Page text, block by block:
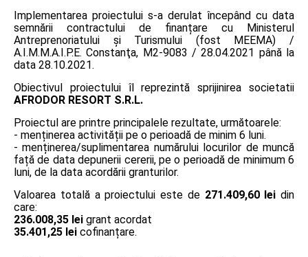
Implementarea proiectului s-a derulat începând cu data
semnării contractului de finanțare cu Ministerul
Antreprenoriatului și Turismului (fost MEEMA) /
A.I.M.M.A.I.P.E. Constanţa, M2-9083 / 28.04.2021 până la
data 28.10.2021.
Obiectivul proiectului îl reprezintă sprijinirea societatii
AFRODOR RESORT S.R.L.
Proiectul are printre principalele rezultate, următoarele:
- menținerea activității pe o perioadă de minim 6 luni.
- menținerea/suplimentarea numărului locurilor de muncă
față de data depunerii cererii, pe o perioadă de minimum 6
luni, de la data acordării granturilor.
Valoarea totală a proiectului este de 271.409,60 lei din
care:
236.008,35 lei grant acordat
35.401,25 lei cofinanțare.